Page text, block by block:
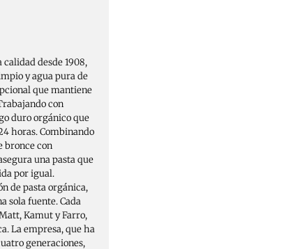
desde 1908,
y agua pura de
que mantiene
con
duro orgánico que
horas. Combinando
bronce con
una pasta que
por igual​.
de pasta orgánica,
sola fuente. Cada
Kamut y Farro,
La empresa, que ha
generaciones,